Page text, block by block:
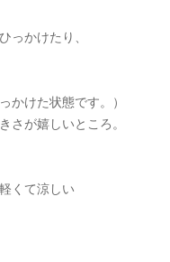
っかけたり、
かけた状態です。）
さが嬉しいところ。
くて涼しい